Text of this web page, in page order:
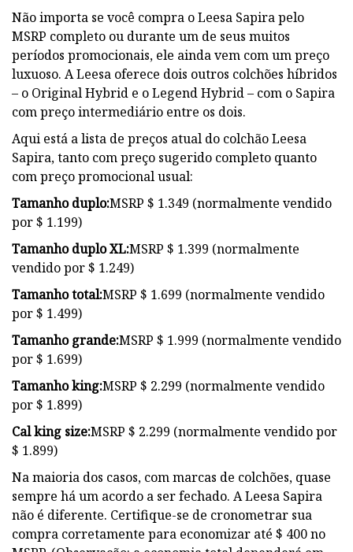
Não importa se você compra o Leesa Sapira pelo
MSRP completo ou durante um de seus muitos
períodos promocionais, ele ainda vem com um preço
luxuoso. A Leesa oferece dois outros colchões híbridos
– o Original Hybrid e o Legend Hybrid – com o Sapira
com preço intermediário entre os dois.
Aqui está a lista de preços atual do colchão Leesa
Sapira, tanto com preço sugerido completo quanto
com preço promocional usual:
Tamanho duplo:MSRP $ 1.349 (normalmente vendido
por $ 1.199)
Tamanho duplo XL:MSRP $ 1.399 (normalmente
vendido por $ 1.249)
Tamanho total:MSRP $ 1.699 (normalmente vendido
por $ 1.499)
Tamanho grande:MSRP $ 1.999 (normalmente vendido
por $ 1.699)
Tamanho king:MSRP $ 2.299 (normalmente vendido
por $ 1.899)
Cal king size:MSRP $ 2.299 (normalmente vendido por
$ 1.899)
Na maioria dos casos, com marcas de colchões, quase
sempre há um acordo a ser fechado. A Leesa Sapira
não é diferente. Certifique-se de cronometrar sua
compra corretamente para economizar até $ 400 no